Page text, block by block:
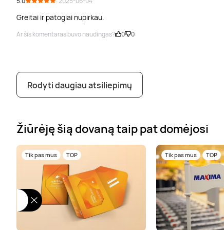
Greitai ir patogiai nupirkau.
Ar šis komentaras buvo naudingas? 0 0
Rodyti daugiau atsiliepimų
Žiūrėję šią dovaną taip pat domėjosi
Tik pas mus TOP Tik pas mus TOP